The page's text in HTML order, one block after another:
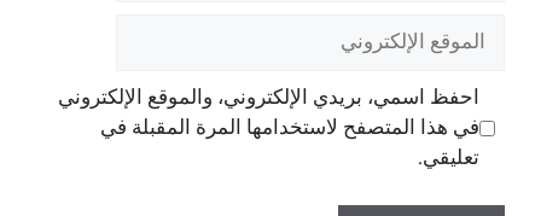
الموقع
الإلكتروني
احفظ اسمي، بريدي الإلكتروني، والموقع الإلكتروني
في هذا المتصفح لاستخدامها المرة المقبلة في
تعليقي.